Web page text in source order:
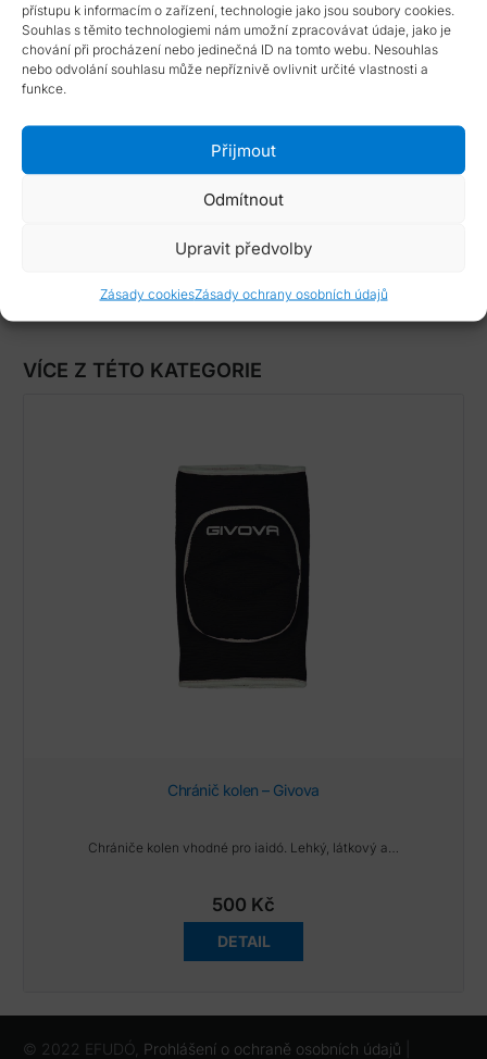
přístupu k informacím o zařízení, technologie jako jsou soubory cookies.
Souhlas s těmito technologiemi nám umožní zpracovávat údaje, jako je
chování při procházení nebo jedinečná ID na tomto webu. Nesouhlas
nebo odvolání souhlasu může nepříznivě ovlivnit určité vlastnosti a
funkce.
Přijmout
Odmítnout
Upravit předvolby
Zásady cookiesZásady ochrany osobních údajů
Typ smlouvy
Dostupnost zboží
Bílá, Černá
VÍCE Z TÉTO KATEGORIE
Chránič kolen – Givova
Chrániče kolen vhodné pro iaidó. Lehký, látkový a…
500 Kč
DETAIL
© 2022 EFUDÓ, Prohlášení o ochraně osobních údajů